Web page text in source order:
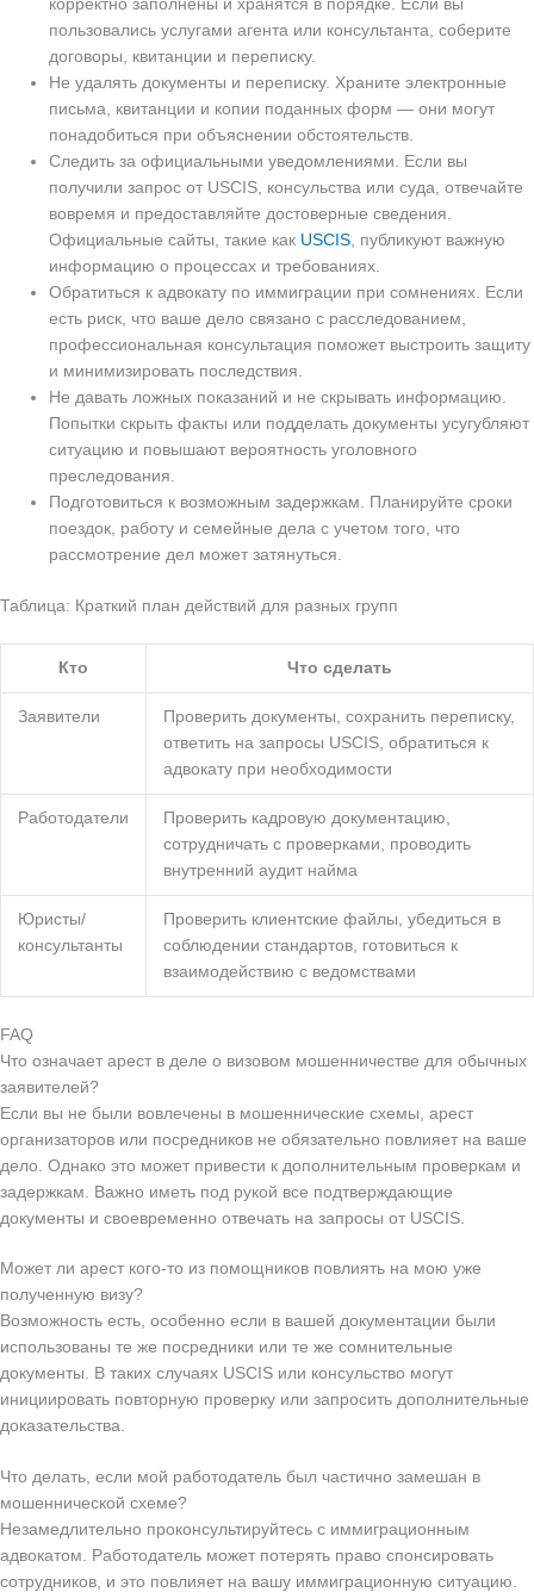
корректно заполнены и хранятся в порядке. Если вы
пользовались услугами агента или консультанта, соберите
договоры, квитанции и переписку.
Не удалять документы и переписку. Храните электронные
письма, квитанции и копии поданных форм — они могут
понадобиться при объяснении обстоятельств.
Следить за официальными уведомлениями. Если вы
получили запрос от USCIS, консульства или суда, отвечайте
вовремя и предоставляйте достоверные сведения.
Официальные сайты, такие как USCIS, публикуют важную
информацию о процессах и требованиях.
Обратиться к адвокату по иммиграции при сомнениях. Если
есть риск, что ваше дело связано с расследованием,
профессиональная консультация поможет выстроить защиту
и минимизировать последствия.
Не давать ложных показаний и не скрывать информацию.
Попытки скрыть факты или подделать документы усугубляют
ситуацию и повышают вероятность уголовного
преследования.
Подготовиться к возможным задержкам. Планируйте сроки
поездок, работу и семейные дела с учетом того, что
рассмотрение дел может затянуться.
Таблица: Краткий план действий для разных групп
Кто Что сделать
Заявители
Проверить документы, сохранить переписку,
ответить на запросы USCIS, обратиться к
адвокату при необходимости
Работодатели
Проверить кадровую документацию,
сотрудничать с проверками, проводить
внутренний аудит найма
Юристы/
консультанты
Проверить клиентские файлы, убедиться в
соблюдении стандартов, готовиться к
взаимодействию с ведомствами
FAQ
Что означает арест в деле о визовом мошенничестве для обычных
заявителей?
Если вы не были вовлечены в мошеннические схемы, арест
организаторов или посредников не обязательно повлияет на ваше
дело. Однако это может привести к дополнительным проверкам и
задержкам. Важно иметь под рукой все подтверждающие
документы и своевременно отвечать на запросы от USCIS.
Может ли арест кого-то из помощников повлиять на мою уже
полученную визу?
Возможность есть, особенно если в вашей документации были
использованы те же посредники или те же сомнительные
документы. В таких случаях USCIS или консульство могут
инициировать повторную проверку или запросить дополнительные
доказательства.
Что делать, если мой работодатель был частично замешан в
мошеннической схеме?
Незамедлительно проконсультируйтесь с иммиграционным
адвокатом. Работодатель может потерять право спонсировать
сотрудников, и это повлияет на вашу иммиграционную ситуацию.